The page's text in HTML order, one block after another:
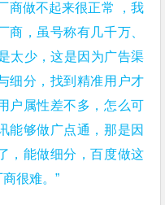
商做不起来很正常 ，我
商，虽号称有几千万、
太少，这是因为广告渠
细分，找到精准用户才
户属性差不多，怎么可
能够做广点通，那是因
，能做细分，百度做这
很难。”